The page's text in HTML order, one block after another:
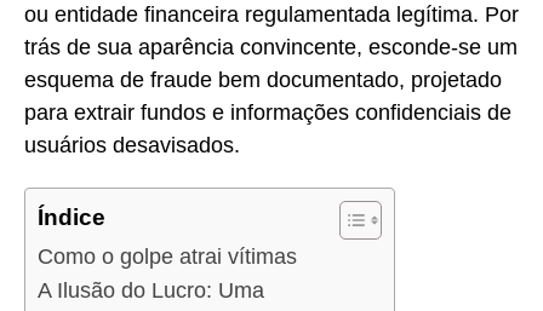
ou entidade financeira regulamentada legítima. Por
trás de sua aparência convincente, esconde-se um
esquema de fraude bem documentado, projetado
para extrair fundos e informações confidenciais de
usuários desavisados.
Índice
Como o golpe atrai vítimas
A Ilusão do Lucro: Uma